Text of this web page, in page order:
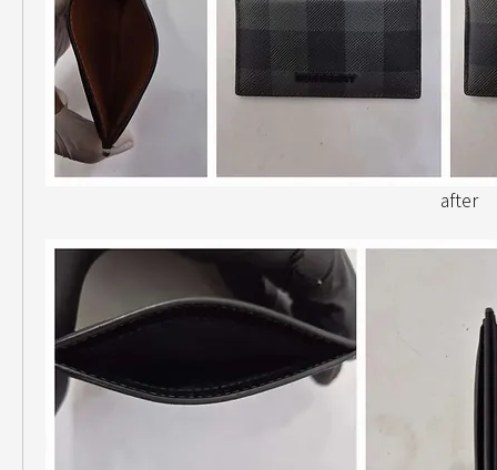
                                                                                         after